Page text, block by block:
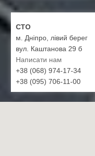
СТО
м. Дніпро, лівий берег
вул. Каштанова 29 б
Написати нам
+38 (068) 974-17-34
+38 (095) 706-11-00